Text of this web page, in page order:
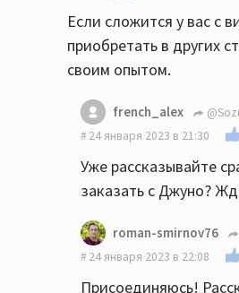
Если сложится у вас с
приобретать в других
своим опытом.
french_alex
24 января 2023 в 21:30
Уже рассказывайте
заказать с Джуно?
roman-smirnov76
24 января 2023 в 22:08
Присоединяюсь!